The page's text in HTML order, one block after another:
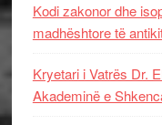
Kodi zakonor dhe
madhështore të
Kryetari i Vatrës Dr.
Akademinë e